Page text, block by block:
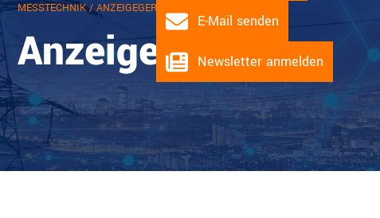
MESSTECHNIK/ ANZEIGEGERÄTE
Anzeigegeräte
E-Mail senden
Newsletter anmelden